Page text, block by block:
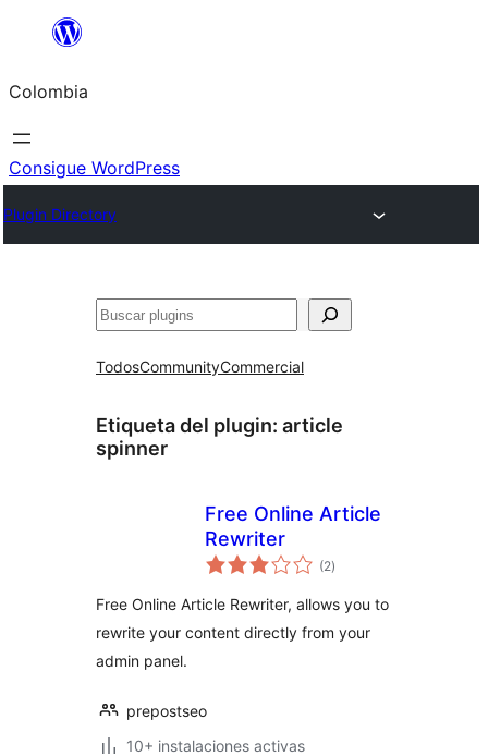
Saltar
contenido
Colombia
Consigue WordPress
Plugin Directory
Buscar
TodosCommunityCommercial
Etiqueta del plugin: article
spinner
Free Online Article
Rewriter
(2total
de
)
Free Online Article Rewriter, allows you to
rewrite your content directly from your
admin panel.
prepostseo
10+ instalaciones activas